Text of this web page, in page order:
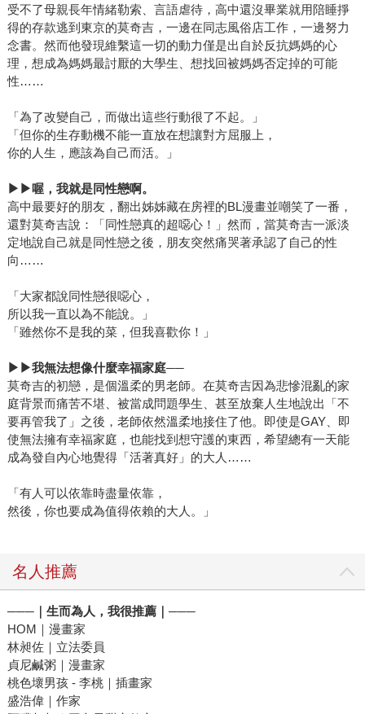
隱藏身分的訪談，有多少時代的眼淚，但在一代又一代勇於
做自己的前輩們努力之下，台灣現在開出了多元美麗的花
朵。 《阿媽的女朋友》的封面，以閱讀故事後的感受，試圖
以我們現代的想像，來描摹大姊們當年的互動氛圍。感謝設
計師Eden的發想提議，以及攝影師登曼波協力，還有兩位模
特兒安喬與YCT，擬真還原當年的情境。拍照那天走入復古
的環境時，時間彷彿倒退了幾十年，回到這些大姊、Uncle們
年輕的歲月。邀請大家一起透過本書，感受這些半世紀以來
世紀以來的多元進展，也在這本書裡繽紛展現。
受不了母親長年情緒勒索、言語虐待，高中還沒畢業就用陪睡掙
得的存款逃到東京的莫奇吉，一邊在同志風俗店工作，一邊努力
念書。然而他發現維繫這一切的動力僅是出自於反抗媽媽的心
理，想成為媽媽最討厭的大學生、想找回被媽媽否定掉的可能
性……
「為了改變自己，而做出這些行動很了不起。」
「但你的生存動機不能一直放在想讓對方屈服上，
你的人生，應該為自己而活。」
▶▶喔，我就是同性戀啊。
高中最要好的朋友，翻出姊姊藏在房裡的BL漫畫並嘲笑了一番，
還對莫奇吉說：「同性戀真的超噁心！」然而，當莫奇吉一派淡
定地說自己就是同性戀之後，朋友突然痛哭著承認了自己的性
向……
「大家都說同性戀很噁心，
所以我一直以為不能說。」
「雖然你不是我的菜，但我喜歡你！」
▶▶我無法想像什麼幸福家庭──
莫奇吉的初戀，是個溫柔的男老師。在莫奇吉因為悲慘混亂的家
庭背景而痛苦不堪、被當成問題學生、甚至放棄人生地說出「不
要再管我了」之後，老師依然溫柔地接住了他。即使是GAY、即
使無法擁有幸福家庭，也能找到想守護的東西，希望總有一天能
成為發自內心地覺得「活著真好」的大人……
「有人可以依靠時盡量依靠，
然後，你也要成為值得依賴的大人。」
名人推薦
───｜生而為人，我很推薦｜───
HOM｜漫畫家
林昶佐｜立法委員
貞尼鹹粥｜漫畫家
桃色壞男孩 - 李桃｜插畫家
盛浩偉｜作家